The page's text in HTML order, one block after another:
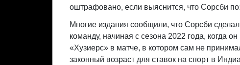
оштрафовано, если выяснится, что Сорсби
Многие издания сообщили, что Сорсби
команду, начиная с сезона 2022 года, когда
«Хузиерс» в матче, в котором сам не
законный возраст для ставок на спорт в